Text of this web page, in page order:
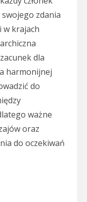
zdania
w krajach
dla
harmonijnej
do
ważne
oraz
do oczekiwań